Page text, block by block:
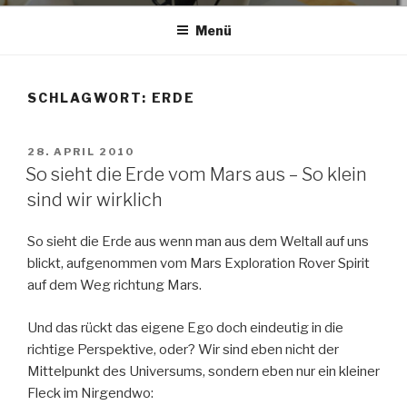
Menü
SCHLAGWORT: ERDE
VERÖFFENTLICHT
AM
28. APRIL 2010
So sieht die Erde vom Mars aus – So klein
sind wir wirklich
So sieht die Erde aus wenn man aus dem Weltall auf uns
blickt, aufgenommen vom Mars Exploration Rover Spirit
auf dem Weg richtung Mars.
Und das rückt das eigene Ego doch eindeutig in die
richtige Perspektive, oder? Wir sind eben nicht der
Mittelpunkt des Universums, sondern eben nur ein kleiner
Fleck im Nirgendwo: